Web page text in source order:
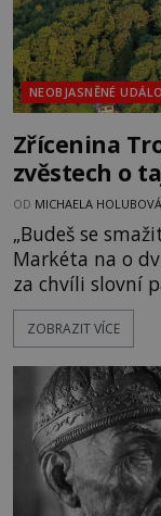
NEOBJASNĚNÉ
Zřícenina
zvěstech o
OD MICHAELA HOLUBOVÁ
„Budeš se
Markéta na o
za chvíli slovní
katolička, druhá
nich se usídlí
mezi vůdce
skutečně jistou
ZOBRAZIT VÍCE